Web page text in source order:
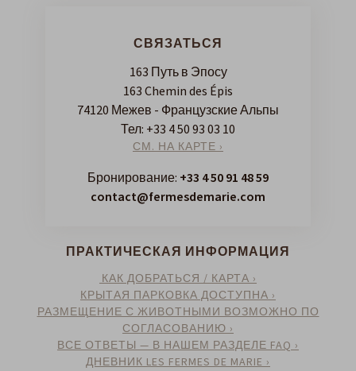
СВЯЗАТЬСЯ
163 Путь в Эпосу
163 Chemin des Épis
74120 Межев - Французские Альпы
Тел: +33 4 50 93 03 10
СМ. НА КАРТЕ ›
Бронирование: +33 4 50 91 48 59
contact@fermesdemarie.com
ПРАКТИЧЕСКАЯ ИНФОРМАЦИЯ
КАК ДОБРАТЬСЯ / КАРТА ›
КРЫТАЯ ПАРКОВКА ДОСТУПНА ›
РАЗМЕЩЕНИЕ С ЖИВОТНЫМИ ВОЗМОЖНО ПО
СОГЛАСОВАНИЮ ›
ВСЕ ОТВЕТЫ — В НАШЕМ РАЗДЕЛЕ FAQ ›
ДНЕВНИК LES FERMES DE MARIE ›